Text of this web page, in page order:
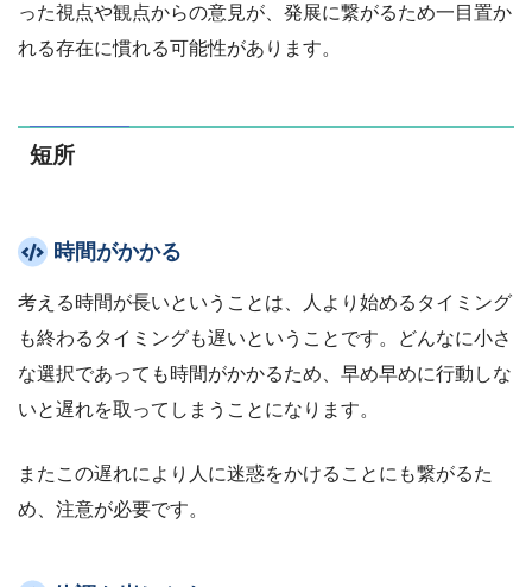
った視点や観点からの意見が、発展に繋がるため一目置か
れる存在に慣れる可能性があります。
短所
時間がかかる
考える時間が長いということは、人より始めるタイミング
も終わるタイミングも遅いということです。どんなに小さ
な選択であっても時間がかかるため、早め早めに行動しな
いと遅れを取ってしまうことになります。
またこの遅れにより人に迷惑をかけることにも繋がるた
め、注意が必要です。